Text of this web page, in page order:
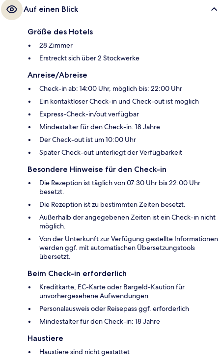
Auf einen Blick
Größe des Hotels
28 Zimmer
Erstreckt sich über 2 Stockwerke
Anreise/Abreise
Check-in ab: 14:00 Uhr, möglich bis: 22:00 Uhr
Ein kontaktloser Check-in und Check-out ist möglich
Express-Check-in/out verfügbar
Mindestalter für den Check-in: 18 Jahre
Der Check-out ist um 10:00 Uhr
Später Check-out unterliegt der Verfügbarkeit
Besondere Hinweise für den Check-in
Die Rezeption ist täglich von 07:30 Uhr bis 22:00 Uhr
besetzt.
Die Rezeption ist zu bestimmten Zeiten besetzt.
Außerhalb der angegebenen Zeiten ist ein Check-in nicht
möglich.
Von der Unterkunft zur Verfügung gestellte Informationen
werden ggf. mit automatischen Übersetzungstools
übersetzt.
Beim Check-in erforderlich
Kreditkarte, EC-Karte oder Bargeld-Kaution für
unvorhergesehene Aufwendungen
Personalausweis oder Reisepass ggf. erforderlich
Mindestalter für den Check-in: 18 Jahre
Haustiere
Haustiere sind nicht gestattet